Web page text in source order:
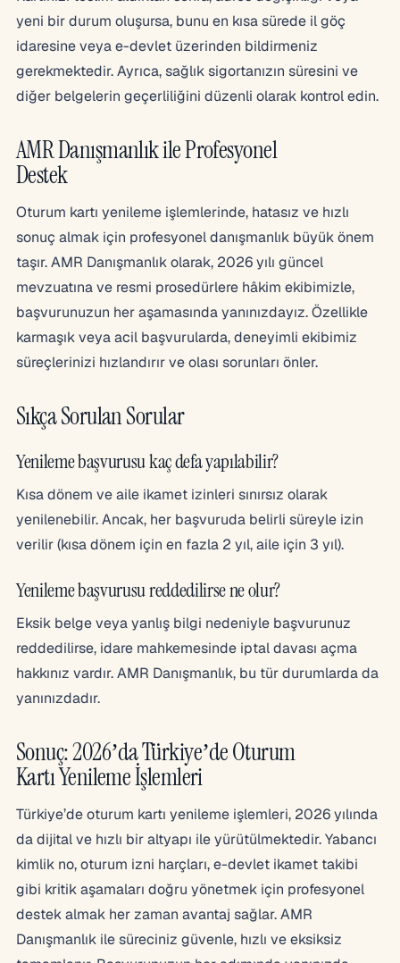
yeni bir durum oluşursa, bunu en kısa sürede il göç
idaresine veya e-devlet üzerinden bildirmeniz
gerekmektedir. Ayrıca, sağlık sigortanızın süresini ve
diğer belgelerin geçerliliğini düzenli olarak kontrol edin.
AMR Danışmanlık ile Profesyonel
Destek
Oturum kartı yenileme işlemlerinde, hatasız ve hızlı
sonuç almak için profesyonel danışmanlık büyük önem
taşır. AMR Danışmanlık olarak, 2026 yılı güncel
mevzuatına ve resmi prosedürlere hâkim ekibimizle,
başvurunuzun her aşamasında yanınızdayız. Özellikle
karmaşık veya acil başvurularda, deneyimli ekibimiz
süreçlerinizi hızlandırır ve olası sorunları önler.
Sıkça Sorulan Sorular
Yenileme başvurusu kaç defa yapılabilir?
Kısa dönem ve aile ikamet izinleri sınırsız olarak
yenilenebilir. Ancak, her başvuruda belirli süreyle izin
verilir (kısa dönem için en fazla 2 yıl, aile için 3 yıl).
Yenileme başvurusu reddedilirse ne olur?
Eksik belge veya yanlış bilgi nedeniyle başvurunuz
reddedilirse, idare mahkemesinde iptal davası açma
hakkınız vardır. AMR Danışmanlık, bu tür durumlarda da
yanınızdadır.
Sonuç: 2026’da Türkiye’de Oturum
Kartı Yenileme İşlemleri
Türkiye’de oturum kartı yenileme işlemleri, 2026 yılında
da dijital ve hızlı bir altyapı ile yürütülmektedir. Yabancı
kimlik no, oturum izni harçları, e-devlet ikamet takibi
gibi kritik aşamaları doğru yönetmek için profesyonel
destek almak her zaman avantaj sağlar. AMR
Danışmanlık ile süreciniz güvenle, hızlı ve eksiksiz